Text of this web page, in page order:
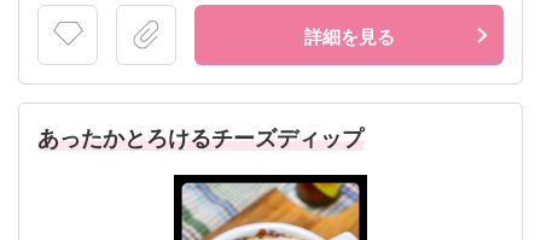
詳細を見る
あったかとろけるチーズディップ